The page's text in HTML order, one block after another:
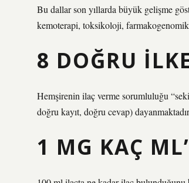
Bu dallar son yıllarda büyük gelişme
kemoterapi, toksikoloji,
8 DOĞRU
Hemşirenin ilaç verme sorumluluğu
doğru kayıt, doğru cevap)
1 MG KAÇ